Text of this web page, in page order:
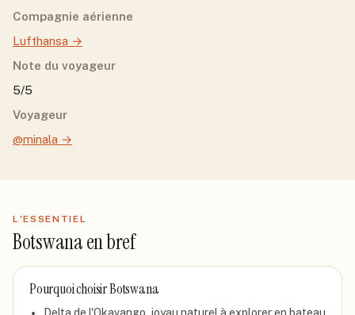
Compagnie aérienne
Lufthansa →
Note du voyageur
5/5
Voyageur
@minala →
L'ESSENTIEL
Botswanaen bref
Pourquoi choisirBotswana